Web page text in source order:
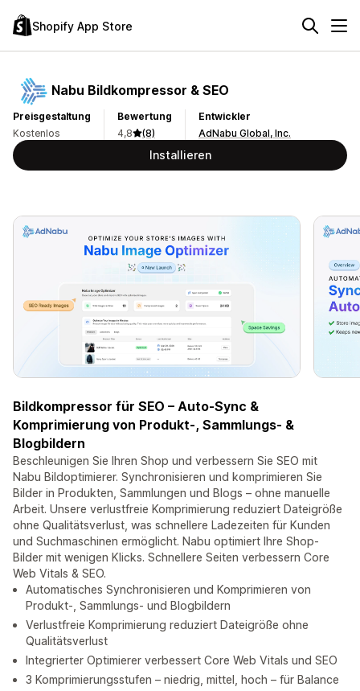
Shopify App Store
Nabu Bildkompressor & SEO
Preisgestaltung
Kostenlos
Bewertung
4,8
(8)
Entwickler
AdNabu Global, Inc.
Installieren
Bildkompressor für SEO – Auto-Sync &
Komprimierung von Produkt-, Sammlungs- &
Blogbildern
Beschleunigen Sie Ihren Shop und verbessern Sie SEO mit
Nabu Bildoptimierer. Synchronisieren und komprimieren Sie
Bilder in Produkten, Sammlungen und Blogs – ohne manuelle
Arbeit. Unsere verlustfreie Komprimierung reduziert Dateigröße
ohne Qualitätsverlust, was schnellere Ladezeiten für Kunden
und Suchmaschinen ermöglicht. Nabu optimiert Ihre Shop-
Bilder mit wenigen Klicks. Schnellere Seiten verbessern Core
Web Vitals & SEO.
Automatisches Synchronisieren und Komprimieren von
Produkt-, Sammlungs- und Blogbildern
Verlustfreie Komprimierung reduziert Dateigröße ohne
Qualitätsverlust
Integrierter Optimierer verbessert Core Web Vitals und SEO
3 Komprimierungsstufen – niedrig, mittel, hoch – für Balance